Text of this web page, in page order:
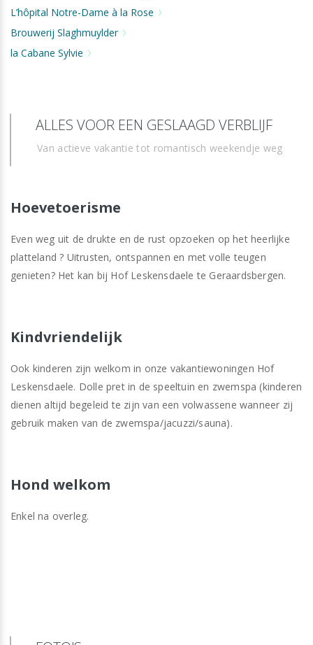
L’hôpital Notre-Dame à la Rose
Brouwerij Slaghmuylder
la Cabane Sylvie
ALLES VOOR EEN GESLAAGD VERBLIJF
Van actieve vakantie tot romantisch weekendje weg
Hoevetoerisme
Even weg uit de drukte en de rust opzoeken op het heerlijke
platteland ? Uitrusten, ontspannen en met volle teugen
genieten? Het kan bij Hof Leskensdaele te Geraardsbergen.
Kindvriendelijk
Ook kinderen zijn welkom in onze vakantiewoningen Hof
Leskensdaele. Dolle pret in de speeltuin en zwemspa (kinderen
dienen altijd begeleid te zijn van een volwassene wanneer zij
gebruik maken van de zwemspa/jacuzzi/sauna).
Hond welkom
Enkel na overleg.